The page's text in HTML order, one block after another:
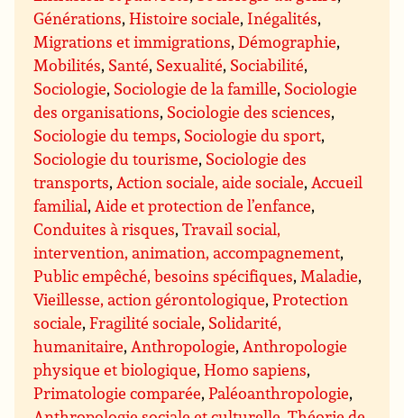
Générations,Histoire sociale, Inégalités,
Migrations et immigrations,Démographie,
Mobilités, Santé, Sexualité, Sociabilité,
Sociologie, Sociologie de la famille, Sociologie
des organisations, Sociologie des sciences,
Sociologie du temps, Sociologie du sport,
Sociologie du tourisme, Sociologie des
transports, Action sociale, aide sociale, Accueil
familial, Aide et protection de l’enfance,
Conduites à risques,Travail social,
intervention, animation, accompagnement,
Public empêché, besoins spécifiques, Maladie,
Vieillesse, action gérontologique,Protection
sociale,Fragilité sociale, Solidarité,
humanitaire, Anthropologie, Anthropologie
physique et biologique,Homo sapiens,
Primatologie comparée,Paléoanthropologie,